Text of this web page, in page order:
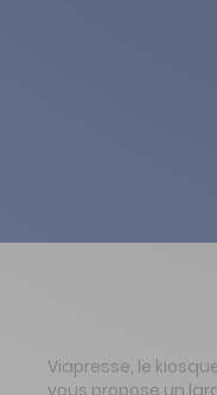
Viapresse, le
vous propose un